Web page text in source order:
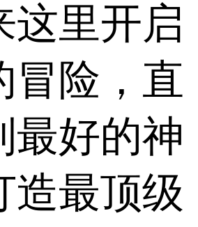
这里开启
冒险，直
最好的神
造最顶级